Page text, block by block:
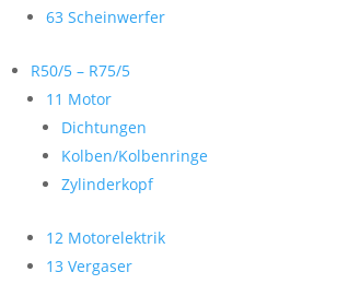
63 Scheinwerfer
R50/5 – R75/5
11 Motor
Dichtungen
Kolben/Kolbenringe
Zylinderkopf
12 Motorelektrik
13 Vergaser